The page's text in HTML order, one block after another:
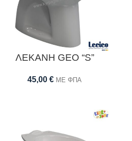
ΛΕΚΑΝΗ GEO “S”
45,00 € ΜΕ ΦΠΑ